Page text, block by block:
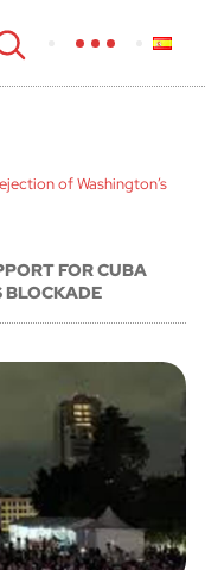
of Washington’s
FOR CUBA
BLOCKADE